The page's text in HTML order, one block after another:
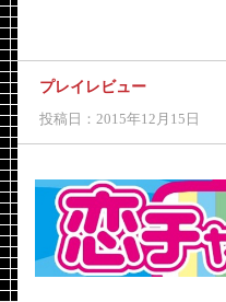
プレイレビュー
投稿日：2015年12月15日